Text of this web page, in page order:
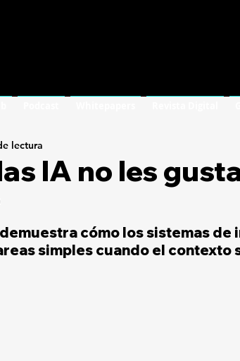
IA no les
lectura
cómo los sistemas
simples cuando el contexto